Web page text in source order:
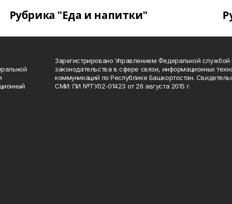
Рубрика "Еда и напитки"
Зарегистрировано Управлением Федеральной службой
законодательства в сфере связи, информационных
коммуникаций по Республике Башкортостан.
СМИ: ПИ №ТУ02-01423 от 26 августа 2015 г.